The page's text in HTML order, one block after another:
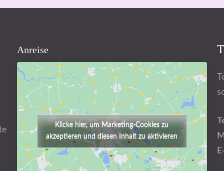
Anreise
Klicke hier, um Marketing-Cookies zu
akzeptieren und diesen Inhalt zu aktivieren